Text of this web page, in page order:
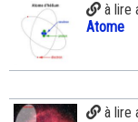
à lire
Atome
à lire